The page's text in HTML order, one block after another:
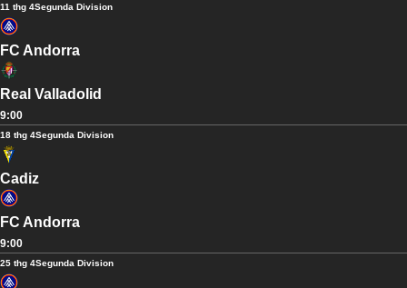
11 thg 4Segunda Division
FC Andorra
Real Valladolid
9:00
18 thg 4Segunda Division
Cadiz
FC Andorra
9:00
25 thg 4Segunda Division